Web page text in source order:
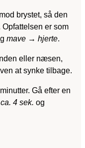
brystet, så den
er som
mave → hjerte.
eller næsen,
at synke tilbage.
Gå efter en
4 sek. og